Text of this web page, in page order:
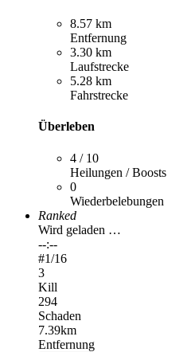
8.57 km
Entfernung
3.30 km
Laufstrecke
5.28 km
Fahrstrecke
Überleben
4 / 10
Heilungen / Boosts
0
Wiederbelebungen
Ranked
Wird geladen …
--:--
#1/16
3
Kill
294
Schaden
7.39km
Entfernung